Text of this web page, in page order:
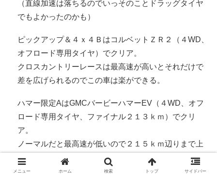
（直線加速は落ちるのでいっそのことドラッグタイヤ
でもよかったのかも）
ピックアップ＆４ｘ４ＢはコルベットＺＲ２（４WD、
オフロード専用タイヤ）でクリア。
クロスカントリーレースは最高速が高いとそれだけで
差を広げられるのでこの車は楽ができる。
ハマー限定AはGMCバービーハマーEV（４WD、オフ
ロード専用タイヤ、ファイナル２１３ｋｍ）でクリ
ア。
ノーマルだと最高速が低いので２１５ｋｍ辺りまで上
げると差がつけやすいので楽。
メニュー ホーム 検索 トップ サイドバー